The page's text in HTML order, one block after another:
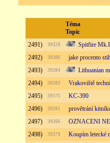
Téma
Topic
2491)
39329
Spitfire
2492)
39386
jake procento
2493)
39384
Lithuanian
2494)
39383
Vrakoviště
2495)
39375
KC-390
2496)
39381
provětrání
2497)
39366
OZNACENI
2498)
39379
Koupím letecké